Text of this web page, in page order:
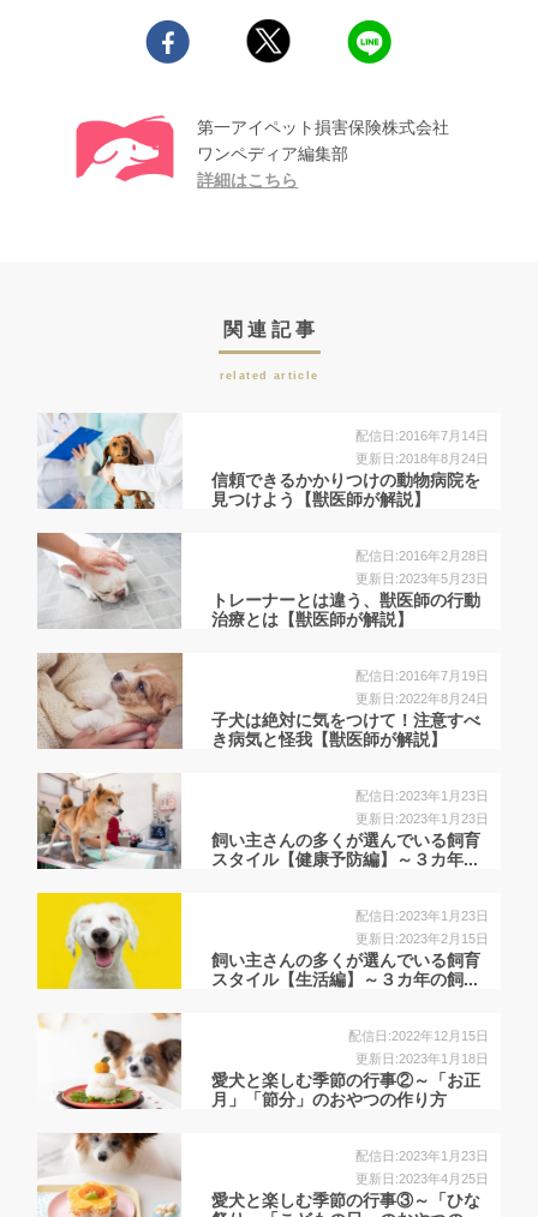
第一アイペット損害保険株式会社
ワンペディア編集部
詳細はこちら
関連記事
related article
配信日:2016年7月14日
更新日:2018年8月24日
信頼できるかかりつけの動物病院を
見つけよう【獣医師が解説】
配信日:2016年2月28日
更新日:2023年5月23日
トレーナーとは違う、獣医師の行動
治療とは【獣医師が解説】
配信日:2016年7月19日
更新日:2022年8月24日
子犬は絶対に気をつけて！注意すべ
き病気と怪我【獣医師が解説】
配信日:2023年1月23日
更新日:2023年1月23日
飼い主さんの多くが選んでいる飼育
スタイル【健康予防編】～３カ年...
配信日:2023年1月23日
更新日:2023年2月15日
飼い主さんの多くが選んでいる飼育
スタイル【生活編】～３カ年の飼...
配信日:2022年12月15日
更新日:2023年1月18日
愛犬と楽しむ季節の行事②～「お正
月」「節分」のおやつの作り方
配信日:2023年1月23日
更新日:2023年4月25日
愛犬と楽しむ季節の行事③～「ひな